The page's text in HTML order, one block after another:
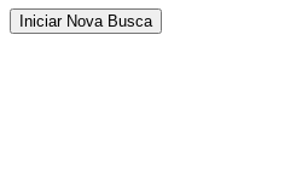
Iniciar Nova Busca